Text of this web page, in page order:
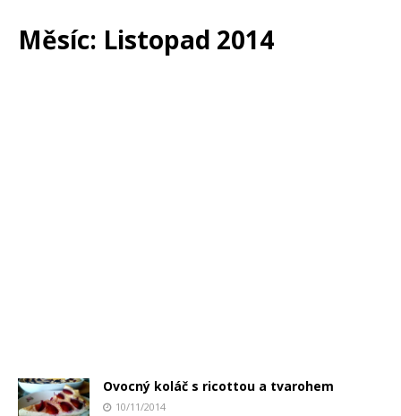
Měsíc: Listopad 2014
Ovocný koláč s ricottou a tvarohem
10/11/2014